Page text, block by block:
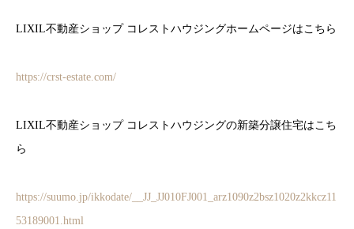
LIXIL不動産ショップ コレストハウジングホームページはこちら
https://crst-estate.com/
LIXIL不動産ショップ コレストハウジングの新築分譲住宅はこち
ら
https://suumo.jp/ikkodate/__JJ_JJ010FJ001_arz1090z2bsz1020z2kkcz11
53189001.html